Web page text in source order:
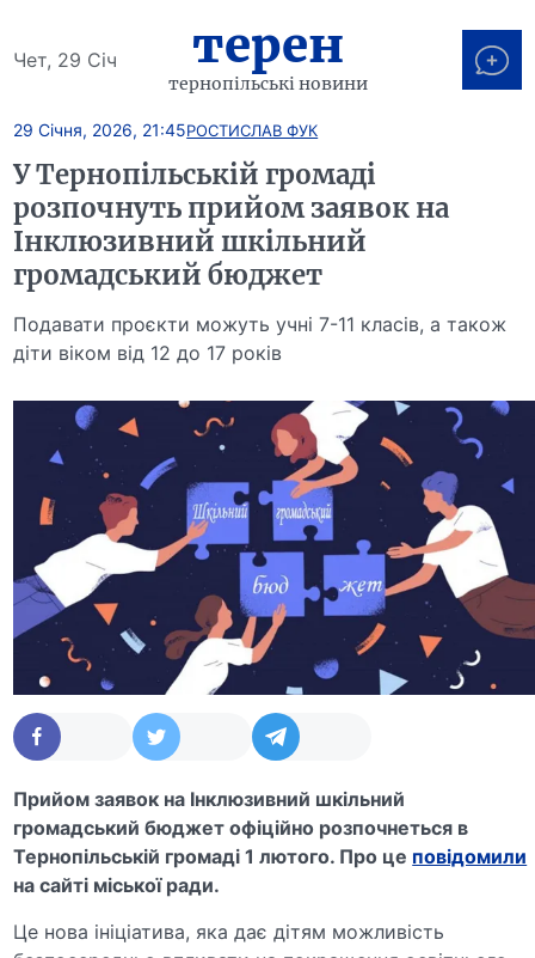
Чет, 29 Січ терен
тернопільські новини
29 Січня, 2026, 21:45РОСТИСЛАВ ФУК
У Тернопільській громаді
розпочнуть прийом заявок на
Інклюзивний шкільний
громадський бюджет
Подавати проєкти можуть учні 7-11 класів, а також
діти віком від 12 до 17 років
Прийом заявок на Інклюзивний шкільний
громадський бюджет офіційно розпочнеться в
Тернопільській громаді 1 лютого. Про це повідомили
на сайті міської ради.
Це нова ініціатива, яка дає дітям можливість